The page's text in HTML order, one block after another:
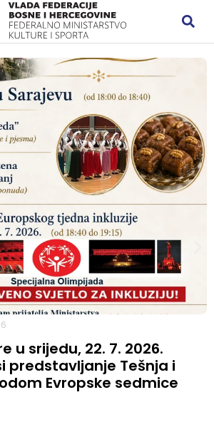
u srijedu, 22. 7. 2026.
predstavljanje Tešnja i
Evropske sedmice